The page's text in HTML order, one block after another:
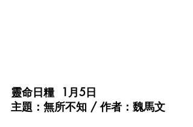
靈命日糧  1月5日
主題：無所不知 / 作者：魏馬文